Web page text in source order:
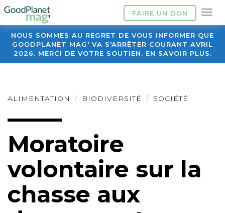
FAIRE UN DON
NOUS SOMMES AU REGRET DE VOUS INFORMER QUE
GOODPLANET MAG' VA S'ARRÊTER COURANT AVRIL
2026. MERCI DE VOTRE SOUTIEN. EN SAVOIR PLUS.
ALIMENTATION BIODIVERSITÉ SOCIÉTÉ
Moratoire
volontaire sur la
chasse aux